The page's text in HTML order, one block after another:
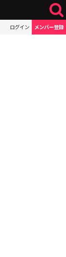
ログイン メンバー登録